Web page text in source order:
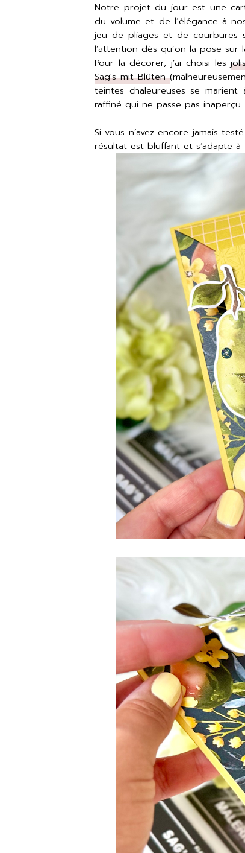
Notre projet du jour est une
du volume et de l’élégance à
jeu de pliages et de courbures
l’attention dès qu’on la pose sur
Pour la décorer, j’ai choisi les
Sag's mit Blüten
teintes chaleureuses se
raffiné qui ne passe pas inaperçu.
Si vous n’avez encore jamais
résultat est bluffant et s’adapte